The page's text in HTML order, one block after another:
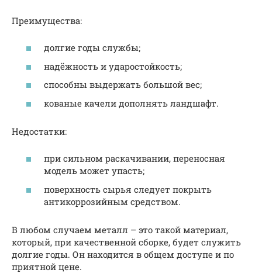
Преимущества:
долгие годы службы;
надёжность и ударостойкость;
способны выдержать большой вес;
кованые качели дополнять ландшафт.
Недостатки:
при сильном раскачивании, переносная
модель может упасть;
поверхность сырья следует покрыть
антикоррозийным средством.
В любом случаем металл – это такой материал,
который, при качественной сборке, будет служить
долгие годы. Он находится в общем доступе и по
приятной цене.